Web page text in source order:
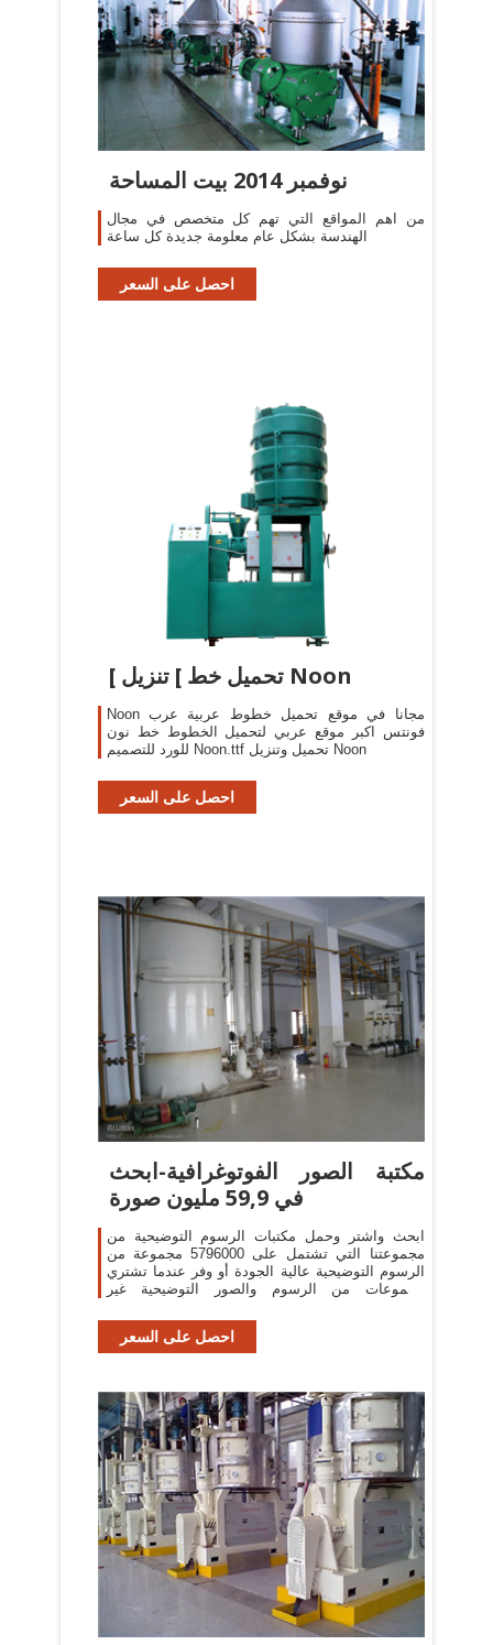
نوفمبر 2014 بيت المساحة
من اهم المواقع التي تهم كل متخصص في مجال
الهندسة بشكل عام معلومة جديدة كل ساعة
احصل على السعر
[ تحميل خط ] تنزيل Noon
Noon مجانا في موقع تحميل خطوط عربية عرب
فونتس اكبر موقع عربي لتحميل الخطوط خط نون
للورد للتصميم Noon.ttf تحميل وتنزيل Noon
احصل على السعر
مكتبة الصور الفوتوغرافية-ابحث
في 59,9 مليون صورة
ابحث واشتر وحمل مكتبات الرسوم التوضيحية من
مجموعتنا التي تشتمل على 5796000 مجموعة من
الرسوم التوضيحية عالية الجودة أو وفر عندما تشتري
مجموعات من الرسوم والصور التوضيحية غير
احصل على السعر